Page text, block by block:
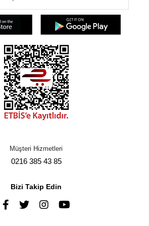
Müşteri Hizmetleri
0216 385 43 85
Bizi Takip Edin